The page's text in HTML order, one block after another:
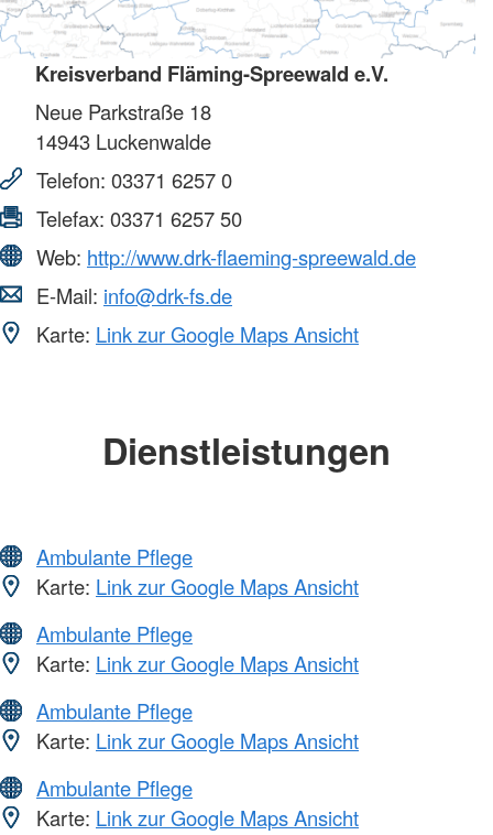
Kreisverband Fläming-Spreewald e.V.
Neue Parkstraße 18
14943 Luckenwalde
Telefon: 03371 6257 0
Telefax: 03371 6257 50
Web: http://www.drk-flaeming-spreewald.de
E-Mail: info@drk-fs.de
Karte: Link zur Google Maps Ansicht
Dienstleistungen
Ambulante Pflege
Karte: Link zur Google Maps Ansicht
Ambulante Pflege
Karte: Link zur Google Maps Ansicht
Ambulante Pflege
Karte: Link zur Google Maps Ansicht
Ambulante Pflege
Karte: Link zur Google Maps Ansicht